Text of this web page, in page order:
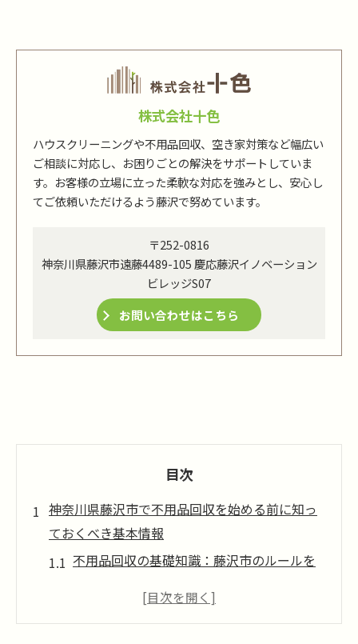
株式会社十色
ハウスクリーニングや不用品回収、空き家対策など幅広い
ご相談に対応し、お困りごとの解決をサポートしていま
す。お客様の立場に立った柔軟な対応を強みとし、安心し
てご依頼いただけるよう藤沢で努めています。
〒252-0816
神奈川県藤沢市遠藤4489-105 慶応藤沢イノベーション
ビレッジS07
お問い合わせはこちら
目次
神奈川県藤沢市で不用品回収を始める前に知っ
ておくべき基本情報
不用品回収の基礎知識：藤沢市のルールを
藤沢市内での不用品回収の手続きと申請方